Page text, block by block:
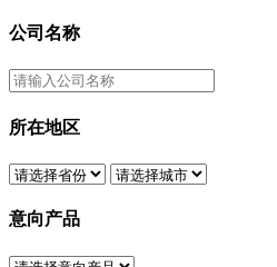
公司名称
所在地区
意向产品